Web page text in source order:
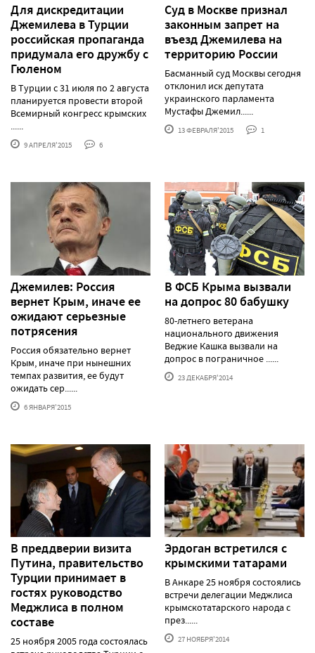
Для дискредитации
Джемилева в Турции
российская пропаганда
придумала его дружбу с
Гюленом
В Турции с 31 июля по 2 августа
планируется провести второй
Всемирный конгресс крымских
......
9 АПРЕЛЯ'2015 6
Суд в Москве признал
законным запрет на
въезд Джемилева на
территорию России
Басманный суд Москвы сегодня
отклонил иск депутата
украинского парламента
Мустафы Джемил......
13 ФЕВРАЛЯ'2015 1
Джемилев: Россия
вернет Крым, иначе ее
ожидают серьезные
потрясения
Россия обязательно вернет
Крым, иначе при нынешних
темпах развития, ее будут
ожидать сер......
6 ЯНВАРЯ'2015
В ФСБ Крыма вызвали
на допрос 80 бабушку
80-летнего ветерана
национального движения
Веджие Кашка вызвали на
допрос в пограничное ......
23 ДЕКАБРЯ'2014
В преддверии визита
Путина, правительство
Турции принимает в
гостях руководство
Меджлиса в полном
составе
25 ноября 2005 года состоялась
Эрдоган встретился с
крымскими татарами
В Анкаре 25 ноября состоялись
встречи делегации Меджлиса
крымскотатарского народа с
през......
27 НОЯБРЯ'2014